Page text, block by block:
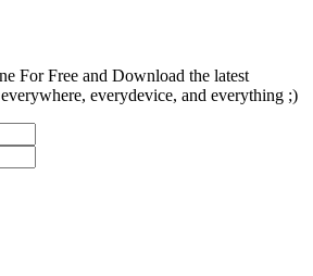
For Free and Download the latest
everydevice, and everything ;)